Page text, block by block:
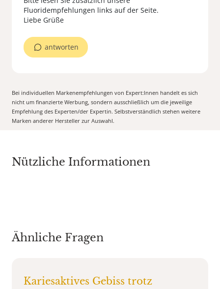
Fluoridempfehlungen links auf der Seite.
Liebe Grüße
antworten
Bei individuellen Markenempfehlungen von Expert:Innen handelt es sich
nicht um finanzierte Werbung, sondern ausschließlich um die jeweilige
Empfehlung des Experten/der Expertin. Selbstverständlich stehen weitere
Marken anderer Hersteller zur Auswahl.
Nützliche Informationen
Ähnliche Fragen
Kariesaktives Gebiss trotz